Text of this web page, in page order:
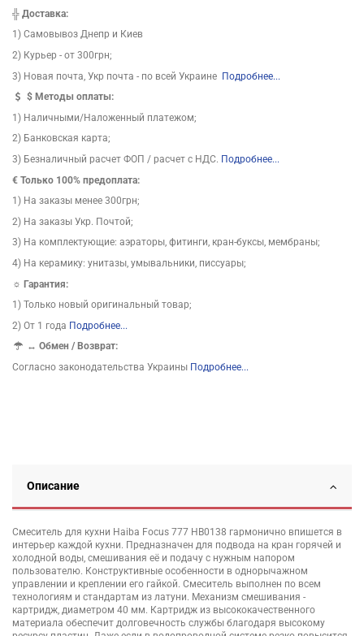
╬ Доставка:
1) Самовывоз Днепр и Киев
2) Курьер - от 300грн;
3) Новая почта, Укр почта - по всей Украине Подробнее...
$ Методы оплаты:
1) Наличными/Наложенный платежом;
2) Банковская карта;
3) Безналичный расчет ФОП / расчет с НДС. Подробнее...
€ Только 100% предоплата:
1) На заказы менее 300грн;
2) На заказы Укр. Почтой;
3) На комплектующие: аэраторы, фитинги, кран-буксы, мембраны;
4) На керамику: унитазы, умывальники, писсуары;
☼ Гарантия:
1) Только новый оригинальный товар;
2) От 1 года Подробнее...
↔Обмен / Возврат:
Согласно законодательства Украины Подробнее...
Описание
Смеситель для кухни Haiba Focus 777 HB0138 гармонично впишется в
интерьер каждой кухни. Предназначен для подвода на кран горячей и
холодной воды, смешивания её и подачу с нужным напором
пользователю. Конструктивные особенности в однорычажном
управлении и креплении его гайкой. Смеситель выполнен по всем
технологиям и стандартам из латуни. Механизм смешивания -
картридж, диаметром 40 мм. Картридж из высококачественного
материала обеспечит долговечность службы благодаря высокому